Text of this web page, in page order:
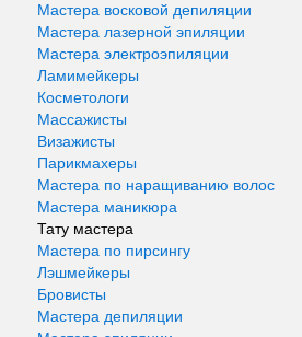
Мастера восковой депиляции
Мастера лазерной эпиляции
Мастера электроэпиляции
Ламимейкеры
Косметологи
Массажисты
Визажисты
Парикмахеры
Мастера по наращиванию волос
Мастера маникюра
Тату мастера
Мастера по пирсингу
Лэшмейкеры
Бровисты
Мастера депиляции